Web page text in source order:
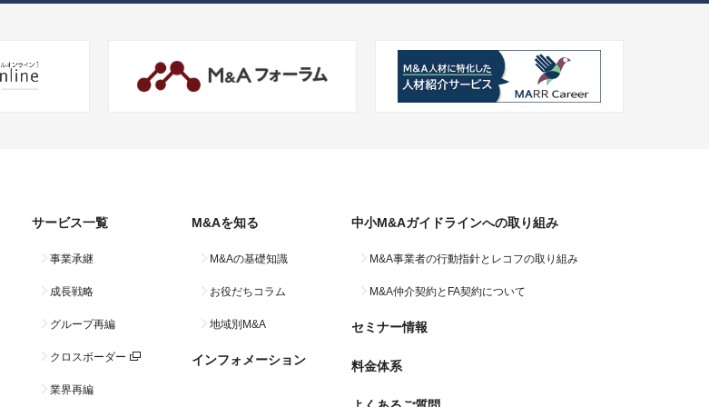
サービス一覧
事業承継
成長戦略
グループ再編
クロスボーダー
業界再編
M&Aを知る
M&Aの基礎知識
お役だちコラム
地域別M&A
インフォメーション
中小M&Aガイドラインへの取り組み
M&A事業者の行動指針と レコフの取り組み
M&A仲介契約と FA契約について
セミナー情報
料金体系